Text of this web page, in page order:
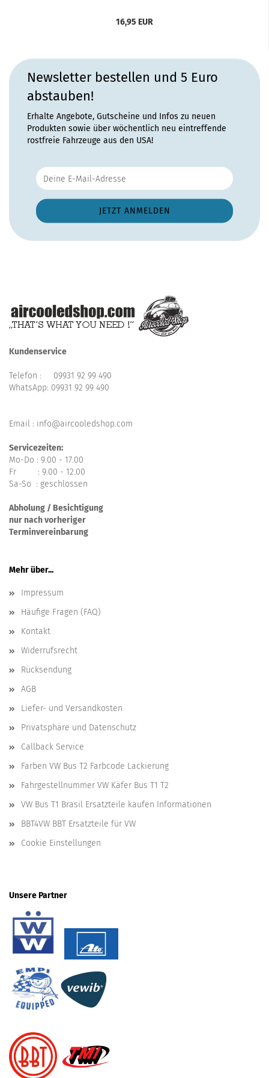
16,95 EUR
Newsletter bestellen und 5 Euro
abstauben!
Erhalte Angebote, Gutscheine und Infos zu neuen
Produkten sowie über wöchentlich neu eintreffende
rostfreie Fahrzeuge aus den USA!
Kundenservice
Telefon : 09931 92 99 490
WhatsApp: 09931 92 99 490
Email : info@aircooledshop.com
Servicezeiten:
Mo-Do : 9.00 - 17.00
Fr : 9.00 - 12.00
Sa-So : geschlossen
Abholung / Besichtigung
nur nach vorheriger
Terminvereinbarung
Mehr über...
Impressum
Häufige Fragen (FAQ)
Kontakt
Widerrufsrecht
Rücksendung
AGB
Liefer- und Versandkosten
Privatsphäre und Datenschutz
Callback Service
Farben VW Bus T2 Farbcode Lackierung
Fahrgestellnummer VW Käfer Bus T1 T2
VW Bus T1 Brasil Ersatzteile kaufen Informationen
BBT4VW BBT Ersatzteile für VW
Cookie Einstellungen
Unsere Partner